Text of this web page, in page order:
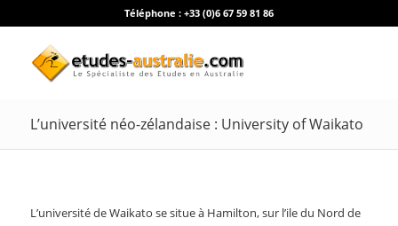
Téléphone : +33 (0)6 67 59 81 86
L’université néo-zélandaise : University of Waikato
L’université de Waikato se situe à Hamilton, sur l’ile du Nord de